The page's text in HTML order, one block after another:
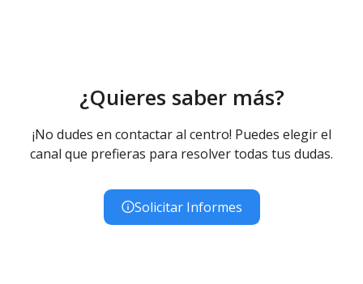
¿Quieres saber más?
¡No dudes en contactar al centro! Puedes elegir el
canal que prefieras para resolver todas tus dudas.
Solicitar Informes